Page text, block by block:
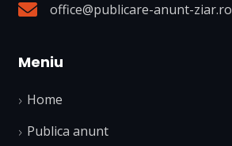
office@publicare-anunt-ziar.ro
Meniu
Home
Publica anunt